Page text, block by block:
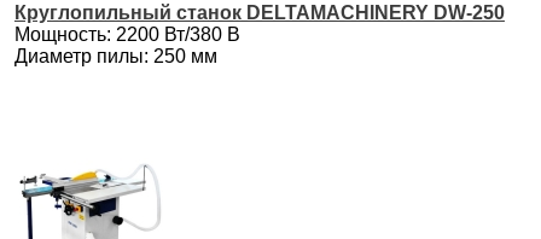
Круглопильный станок DELTAMACHINERY DW-250
Мощность: 2200 Вт/380 В
Диаметр пилы: 250 мм